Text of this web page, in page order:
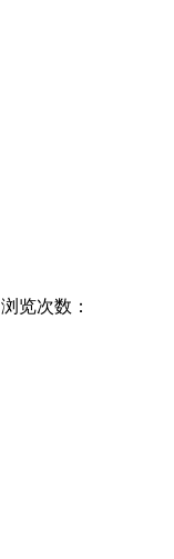
浏览次数：